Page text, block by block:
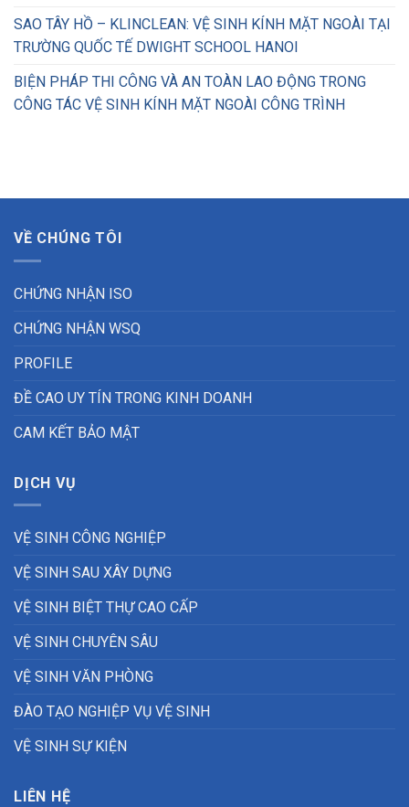
SAO TÂY HỒ – KLINCLEAN: VỆ SINH KÍNH MẶT NGOÀI TẠI
TRƯỜNG QUỐC TẾ DWIGHT SCHOOL HANOI
BIỆN PHÁP THI CÔNG VÀ AN TOÀN LAO ĐỘNG TRONG
CÔNG TÁC VỆ SINH KÍNH MẶT NGOÀI CÔNG TRÌNH
VỀ CHÚNG TÔI
CHỨNG NHẬN ISO
CHỨNG NHẬN WSQ
PROFILE
ĐỀ CAO UY TÍN TRONG KINH DOANH
CAM KẾT BẢO MẬT
DỊCH VỤ
VỆ SINH CÔNG NGHIỆP
VỆ SINH SAU XÂY DỰNG
VỆ SINH BIỆT THỰ CAO CẤP
VỆ SINH CHUYÊN SÂU
VỆ SINH VĂN PHÒNG
ĐÀO TẠO NGHIỆP VỤ VỆ SINH
VỆ SINH SỰ KIỆN
LIÊN HỆ